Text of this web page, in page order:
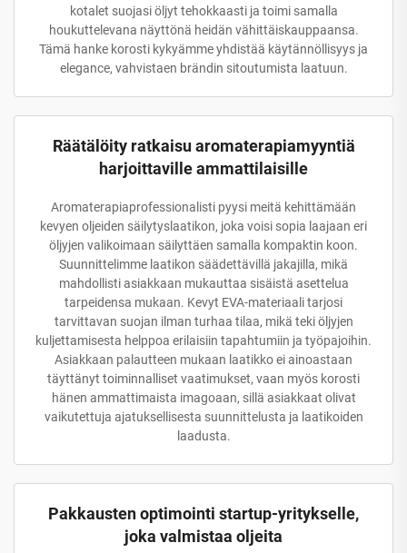
kotalet suojasi öljyt tehokkaasti ja toimi samalla
houkuttelevana näyttönä heidän vähittäiskauppaansa.
Tämä hanke korosti kykyämme yhdistää käytännöllisyys ja
elegance, vahvistaen brändin sitoutumista laatuun.
Räätälöity ratkaisu aromaterapiamyyntiä
harjoittaville ammattilaisille
Aromaterapiaprofessionalisti pyysi meitä kehittämään
kevyen oljeiden säilytyslaatikon, joka voisi sopia laajaan eri
öljyjen valikoimaan säilyttäen samalla kompaktin koon.
Suunnittelimme laatikon säädettävillä jakajilla, mikä
mahdollisti asiakkaan mukauttaa sisäistä asettelua
tarpeidensa mukaan. Kevyt EVA-materiaali tarjosi
tarvittavan suojan ilman turhaa tilaa, mikä teki öljyjen
kuljettamisesta helppoa erilaisiin tapahtumiin ja työpajoihin.
Asiakkaan palautteen mukaan laatikko ei ainoastaan
täyttänyt toiminnalliset vaatimukset, vaan myös korosti
hänen ammattimaista imagoaan, sillä asiakkaat olivat
vaikutettuja ajatuksellisesta suunnittelusta ja laatikoiden
laadusta.
Pakkausten optimointi startup-yritykselle,
joka valmistaa oljeita